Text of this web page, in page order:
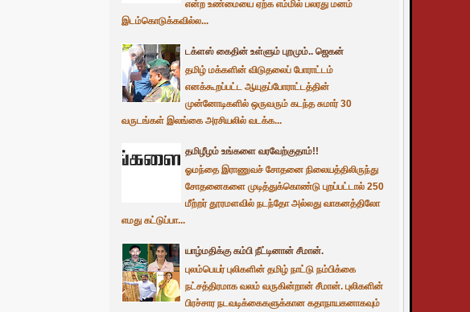
என்ற உண்மையை ஏற்க எம்மில் பலரது மனம்
இடம்கொடுக்கவில்ல...
டக்ளஸ் கைதின் உள்ளும் புறமும்.. ஜெகன்
தமிழ் மக்களின் விடுதலைப் போராட்டம்
எனக்கூறப்பட்ட ஆயுதப்போராட்டத்தின்
முன்னோடிகளில் ஒருவரும் கடந்த சுமார் 30
வருடங்கள் இலங்கை அரசியலில் வடக்க...
தமிழீழம் உங்களை வரவேற்குதாம்!!
ஓமந்தை இராணுவச் சோதனை நிலையத்திலிருந்து
சோதனைகளை முடித்துக்கொண்டு புறப்பட்டால் 250
மீற்றர் தூரமளவில் நடந்தோ அல்லது வாகனத்திலோ
எமது கட்டுப்பா...
யாழ்மதிக்கு கம்பி நீட்டினான் சீமான்.
புலம்பெயர் புலிகளின் தமிழ் நாட்டு நம்பிக்கை
நட்சத்திரமாக வலம் வருகின்றான் சீமான். புலிகளின்
பிரச்சார நடவடிக்கைகளுக்கான கதாநாயகனாகவும்